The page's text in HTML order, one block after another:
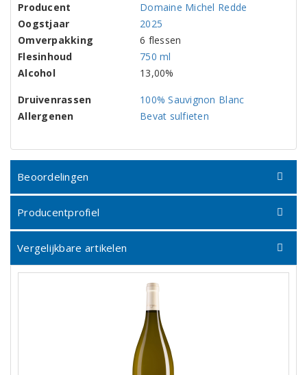
Producent
Domaine Michel Redde
Oogstjaar
2025
Omverpakking
6 flessen
Flesinhoud
750 ml
Alcohol
13,00%
Druivenrassen
100% Sauvignon Blanc
Allergenen
Bevat sulfieten
Beoordelingen
Producentprofiel
Vergelijkbare artikelen